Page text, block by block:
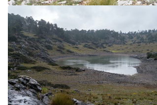
5/5